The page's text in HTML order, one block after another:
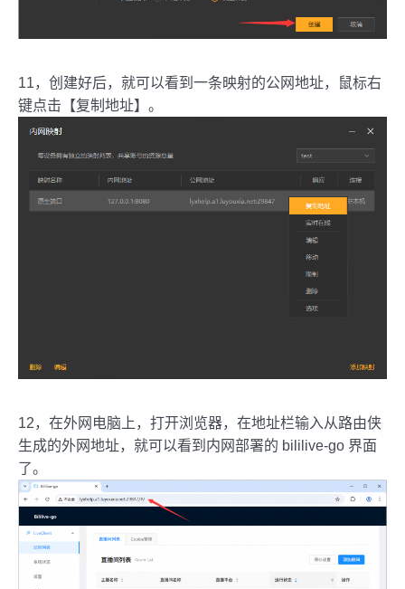
11，创建好后，就可以看到一条映射的公网地址，鼠标右
键点击【复制地址】。
12，在外网电脑上，打开浏览器，在地址栏输入从路由侠
生成的外网地址，就可以看到内网部署的 bililive-go 界面
了。